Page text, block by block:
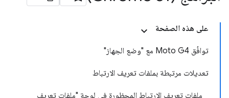
على هذه الصفحة
توافُق Moto G4 مع "وضع الجهاز"
تعديلات مرتبطة بملفات تعريف الارتباط
ملفات تعريف الارتباط المحظورة في لوحة "ملفات تعريف